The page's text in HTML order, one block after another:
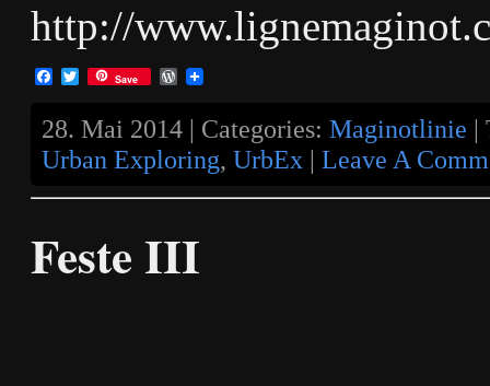
http://
Facebook
TwitterSave WordPress
28. Mai 2014 | Categories: Maginotlinie |
Urban Exploring, UrbEx | Leave A
Feste III